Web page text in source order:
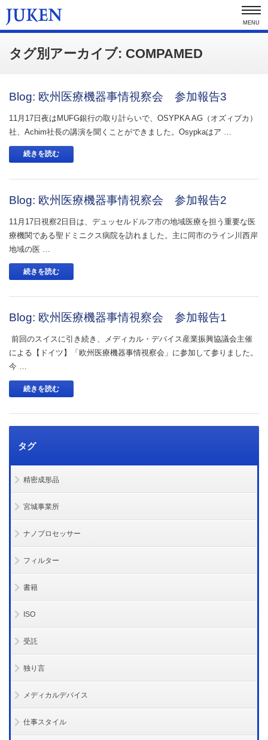
MENU
タグ別アーカイブ: COMPAMED
Blog: 欧州医療機器事情視察会 参加報告3
11月17日夜はMUFG銀行の取り計らいで、OSYPKA AG（オズィプカ）
社、Achim社長の講演を聞くことができました。Osypkaはア …
続きを読む
Blog: 欧州医療機器事情視察会 参加報告2
11月17日視察2日目は、デュッセルドルフ市の地域医療を担う重要な医
療機関である聖ドミニクス病院を訪れました。主に同市のライン川西岸
地域の医 …
続きを読む
Blog: 欧州医療機器事情視察会 参加報告1
前回のスイスに引き続き、メディカル・デバイス産業振興協議会主催
による【ドイツ】「欧州医療機器事情視察会」に参加して参りました。
今 …
続きを読む
タグ
精密成形品
宮城事業所
ナノプロセッサー
フィルター
書籍
ISO
受託
独り言
メディカルデバイス
仕事スタイル